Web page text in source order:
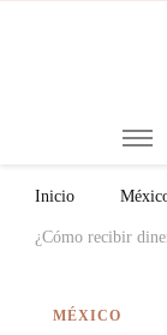
Inicio
¿Cómo recibir
MÉXICO